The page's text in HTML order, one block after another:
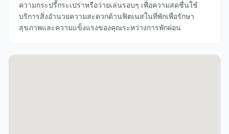
ความกระปรี้กระเปร่าหรือว่ายเล่นรอบๆ เพื่อความสดชื่นใช้
บริการสิ่งอำนวยความสะดวกด้านฟิตเนสในที่พักเพื่อรักษา
สุขภาพและความแข็งแรงของคุณระหว่างการพักผ่อน